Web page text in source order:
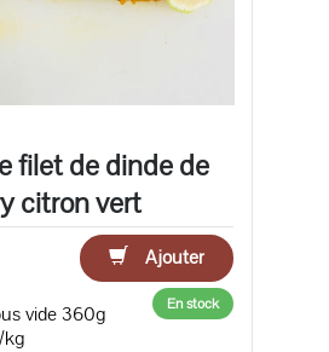
filet de dinde de
citron vert
Ajouter
vide 360g
kg
En stock